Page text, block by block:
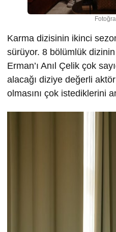
Karma dizisinin ikinci
sürüyor. 8 bölümlük dizinin
Erman’ı Anıl Çelik çok
alacağı diziye değerli
olmasını çok istediklerini